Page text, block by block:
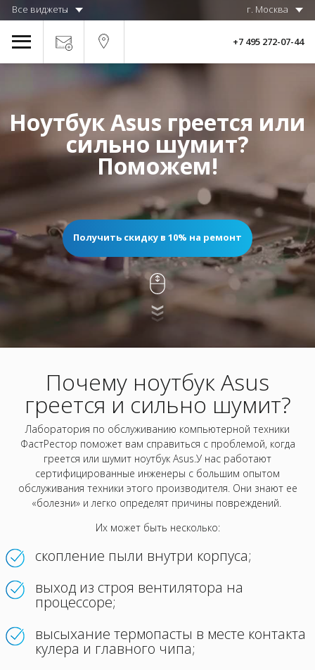
Все виджеты г. Москва
+7 495 272-07-44
Ноутбук Asus греется или
сильно шумит?
Поможем!
Получить скидку в 10% на ремонт
Почему ноутбук Asus
греется и сильно шумит?
Лаборатория по обслуживанию компьютерной техники
ФастРестор поможет вам справиться с проблемой, когда
греется или шумит ноутбук Asus.У нас работают
сертифицированные инженеры с большим опытом
обслуживания техники этого производителя. Они знают ее
«болезни» и легко определят причины повреждений.
Их может быть несколько:
скопление пыли внутри корпуса;
выход из строя вентилятора на
процессоре;
высыхание термопасты в месте контакта
кулера и главного чипа;